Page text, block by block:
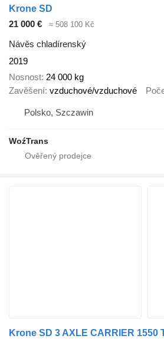
Krone SD
21 000 €
≈ 508 100 Kč
Návěs chladírenský
2019
Nosnost 24 000 kg
Zavěšení vzduchové/vzduchové
Polsko, Szczawin
WoźTrans
Krone SD 3 AXLE CARRIER 1550